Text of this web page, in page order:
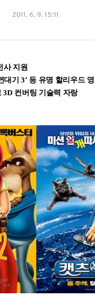
2011. 6. 9. 15:11
사 지원
대기 3’ 등 유명 할리우드
3D 컨버팅 기술력 자랑